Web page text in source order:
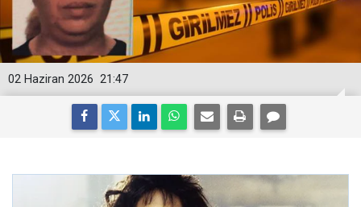
21:47
02 Haziran 2026